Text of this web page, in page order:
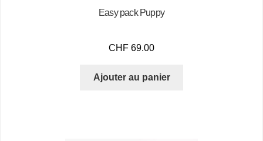
Easy pack Puppy
CHF 69.00
Ajouter au panier